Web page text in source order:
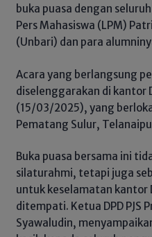
buka puasa dengan
Pers Mahasiswa (LPM)
(Unbari) dan para
Acara yang berlangsung
diselenggarakan di kantor
(15/03/2025), yang
Pematang Sulur,
Buka puasa bersama ini
silaturahmi, tetapi juga
untuk keselamatan kantor
ditempati. Ketua DPD PJS
Syawaludin,